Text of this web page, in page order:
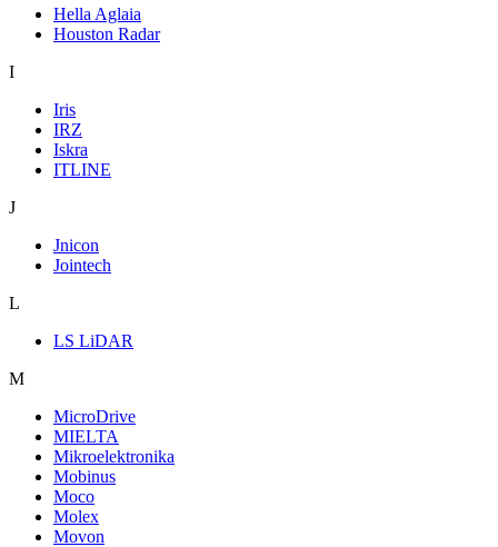
Hella Aglaia
Houston Radar
I
Iris
IRZ
Iskra
ITLINE
J
Jnicon
Jointech
L
LS LiDAR
M
MicroDrive
MIELTA
Mikroelektronika
Mobinus
Moco
Molex
Movon